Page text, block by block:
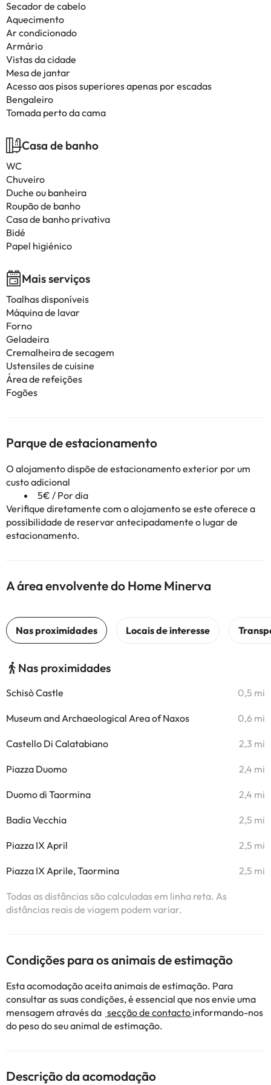
Secador de cabelo
Aquecimento
Ar condicionado
Armário
Vistas da cidade
Mesa de jantar
Acesso aos pisos superiores apenas por escadas
Bengaleiro
Tomada perto da cama
Casa de banho
WC
Chuveiro
Duche ou banheira
Roupão de banho
Casa de banho privativa
Bidé
Papel higiénico
Mais serviços
Toalhas disponíveis
Máquina de lavar
Forno
Geladeira
Cremalheira de secagem
Ustensiles de cuisine
Área de refeições
Fogões
Parque de estacionamento
O alojamento dispõe de estacionamento exterior por um
custo adicional
5€ / Por dia
Verifique diretamente com o alojamento se este oferece a
possibilidade de reservar antecipadamente o lugar de
estacionamento.
A área envolvente do Home Minerva
Nas proximidades
Schisò Castle 0,5 mi
Museum and Archaeological Area of Naxos 0,6 mi
Castello Di Calatabiano 2,3 mi
Piazza Duomo 2,4 mi
Duomo di Taormina 2,4 mi
Badia Vecchia 2,5 mi
Piazza IX April 2,5 mi
Piazza IX Aprile, Taormina 2,5 mi
Todas as distâncias são calculadas em linha reta. As
distâncias reais de viagem podem variar.
Condições para os animais de estimação
Esta acomodação aceita animais de estimação. Para
consultar as suas condições, é essencial que nos envie uma
mensagem através da secção de contacto informando-nos
do peso do seu animal de estimação.
Descrição da acomodação